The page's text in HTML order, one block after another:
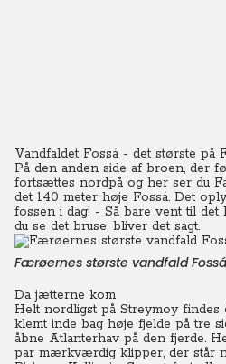
Vandfaldet Fossá - det største på
På den anden side af broen, der
fortsættes nordpå og her ser du
det 140 meter høje Fossá. Det
fossen i dag! - Så bare vent til det
du se det bruse, bliver det sagt.
Færøernes største vandfald Fossá
Da jætterne kom
Helt nordligst på Streymoy
klemt inde bag høje fjelde på tre
åbne Atlanterhav på den fjerde.
par mærkværdig klipper, der står